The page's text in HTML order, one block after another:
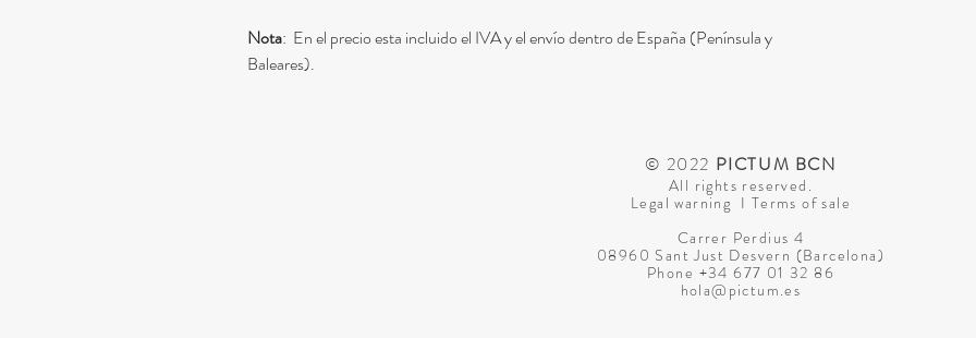
Nota: En el precio esta incluido el IVA y el envío dentro de España (Península y
Baleares).
© 2022 PICTUM BCN
All rights reserved.
Legal warning I Terms of sale
Carrer Perdius 4
08960 Sant Just Desvern (Barcelona)
Phone +34 677 01 32 86
hola@pictum.es